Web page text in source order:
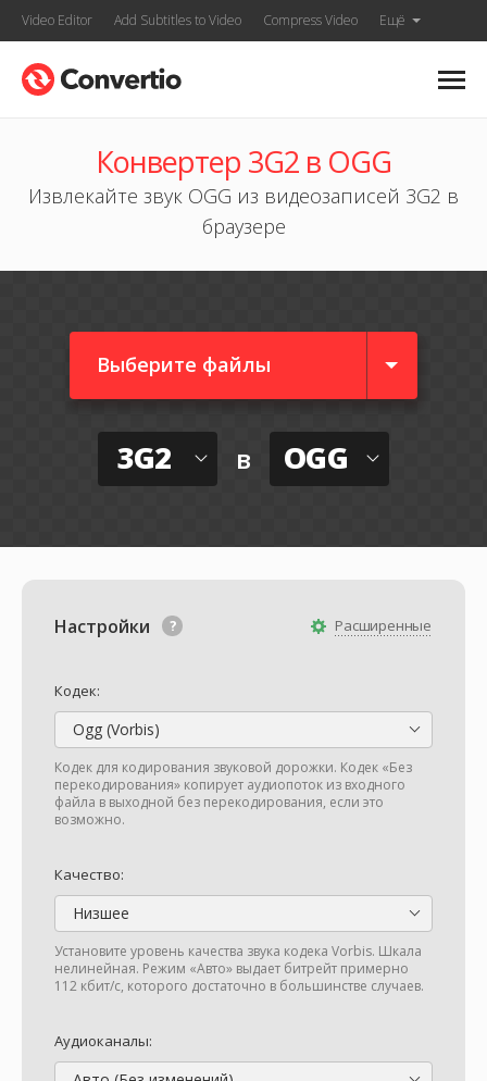
Video Editor Add Subtitles to Video Compress Video Ещё
Конвертер 3G2 в OGG
Извлекайте звук OGG из видеозаписей 3G2 в
браузере
Выберите файлы
3G2 в OGG
Расширенные
Настройки
Кодек:
Ogg (Vorbis)
Кодек для кодирования звуковой дорожки. Кодек «Без
перекодирования» копирует аудиопоток из входного
файла в выходной без перекодирования, если это
возможно.
Качество:
Низшее
Установите уровень качества звука кодека Vorbis. Шкала
нелинейная. Режим «Авто» выдает битрейт примерно
112 кбит/с, которого достаточно в большинстве случаев.
Аудиоканалы: